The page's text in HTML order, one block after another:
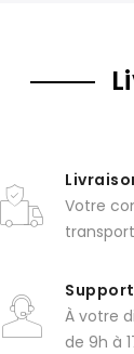
Votre
À votre
de 9h à